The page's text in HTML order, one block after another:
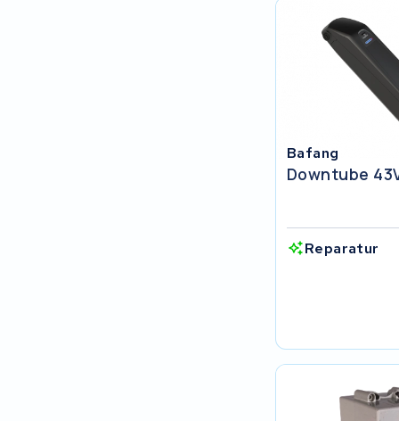
Bafang
Downtube
Reparatur